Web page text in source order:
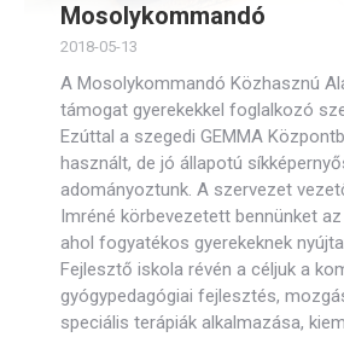
Mosolykommandó
2018-05-13
A Mosolykommandó Közhasznú
támogat gyerekekkel foglalkozó
Ezúttal a szegedi GEMMA
használt, de jó állapotú
adományoztunk. A szervezet
Imréné körbevezetett bennünket
ahol fogyatékos gyerekeknek
Fejlesztő iskola révén a céljuk a
gyógypedagógiai fejlesztés,
speciális terápiák alkalmazása,